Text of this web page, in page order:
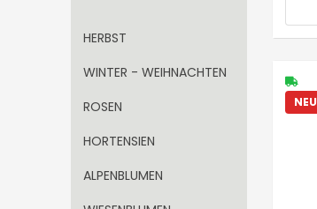
HERBST
WINTER - WEIHNACHTEN
ROSEN
HORTENSIEN
ALPENBLUMEN
NEU